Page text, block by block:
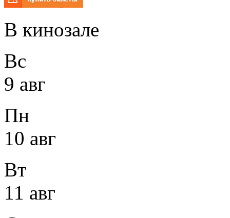
В кинозале
Вс
9 авг
Пн
10 авг
Вт
11 авг